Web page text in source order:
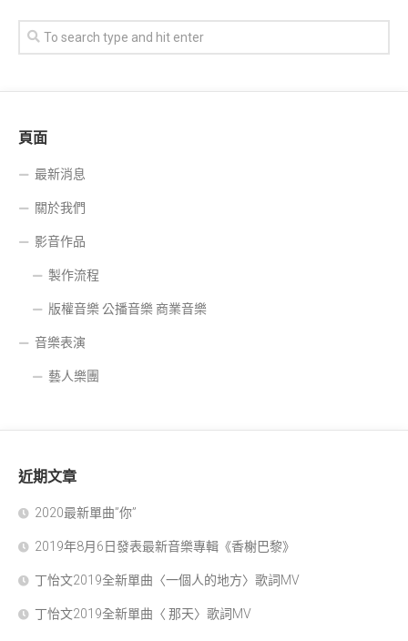
頁面
最新消息
關於我們
影音作品
製作流程
版權音樂 公播音樂 商業音樂
音樂表演
藝人樂團
近期文章
2020最新單曲”你”
2019年8月6日發表最新音樂專輯《香榭巴黎》
丁怡文2019全新單曲〈一個人的地方〉歌詞MV
丁怡文2019全新單曲〈 那天〉歌詞MV